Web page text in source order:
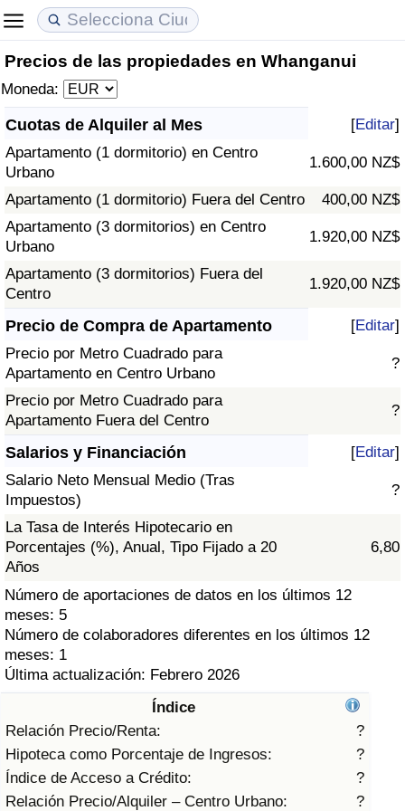
Precios de las propiedades en Whanganui
Moneda:
Cuotas de Alquiler al Mes [Editar]
Apartamento (1 dormitorio) en Centro
Urbano
1.600,00 NZ$
Apartamento (1 dormitorio) Fuera del Centro
400,00 NZ$
Apartamento (3 dormitorios) en Centro
Urbano
1.920,00 NZ$
Apartamento (3 dormitorios) Fuera del
Centro
1.920,00 NZ$
Precio de Compra de Apartamento [Editar]
Precio por Metro Cuadrado para
Apartamento en Centro Urbano
?
Precio por Metro Cuadrado para
Apartamento Fuera del Centro
?
Salarios y Financiación [Editar]
Salario Neto Mensual Medio (Tras
Impuestos)
?
La Tasa de Interés Hipotecario en
Porcentajes (%), Anual, Tipo Fijado a 20
Años
6,80
Número de aportaciones de datos en los últimos 12
meses: 5
Número de colaboradores diferentes en los últimos 12
meses: 1
Última actualización: Febrero 2026
Índice
Relación Precio/Renta:
?
Hipoteca como Porcentaje de Ingresos:
?
Índice de Acceso a Crédito:
?
Relación Precio/Alquiler – Centro Urbano:
?
Coste de vida
Índice de Costo de Vida (Actual)
Índice de Costo de Vida
Índice de costo de vida por país
en aqaba
Precios de las propiedades
Índice de Precios de Inmuebles (Actual)
Índice de Precios de Inmuebles
Índice de Precios de Inmuebles por País
Calidad de Vida
Índice de Calidad de Vida
Índice de Calidad de Vida (Actual)
Índice de calidad de vida por país
Delincuencia
Calificación del Índice de Criminalidad
(Actual)
Índice de Criminalidad
Índice de criminalidad por país
Sanidad
Índice de Sanidad (Actual)
Índice de Sanidad
Índice de Sanidad por País
Contaminación
Índice de Contaminación (Actual)
Índice de contaminación
Índice de Contaminación por País